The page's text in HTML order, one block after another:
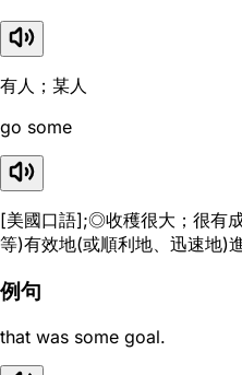
有人；某人
go some
[美國口語];◎收穫很大；很有
等)有效地(或順利地、迅速地)
例句
that was some goal.